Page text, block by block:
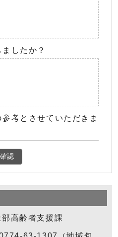
したか？
考とさせていただきま
確認
高齢者支援課